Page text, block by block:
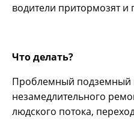
водители притормозят и
Что делать?
Проблемный подземный
незамедлительного
людского потока,